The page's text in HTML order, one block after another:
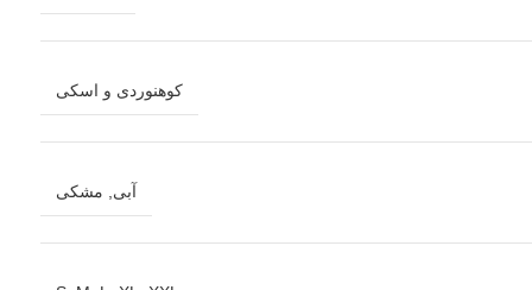
کوهنوردی و اسکی
آبی مشکی